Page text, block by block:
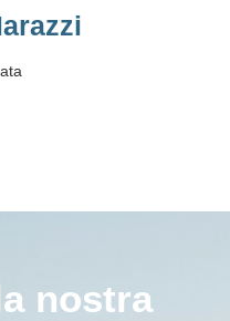
nostra